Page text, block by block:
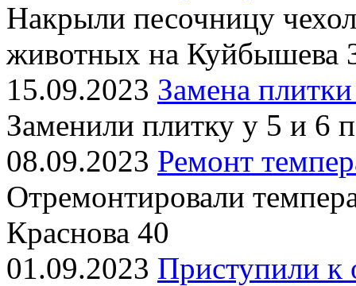
Накрыли песочницу
животных на Куйбышева
15.09.2023 Замена
Заменили плитку у 5 и 6
08.09.2023 Ремонт
Отремонтировали
Краснова 40
01.09.2023 Приступили к